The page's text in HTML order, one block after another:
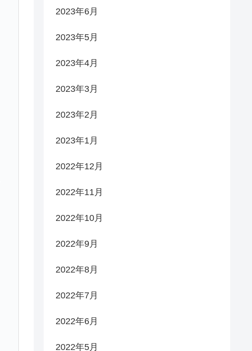
2023年6月
2023年5月
2023年4月
2023年3月
2023年2月
2023年1月
2022年12月
2022年11月
2022年10月
2022年9月
2022年8月
2022年7月
2022年6月
2022年5月